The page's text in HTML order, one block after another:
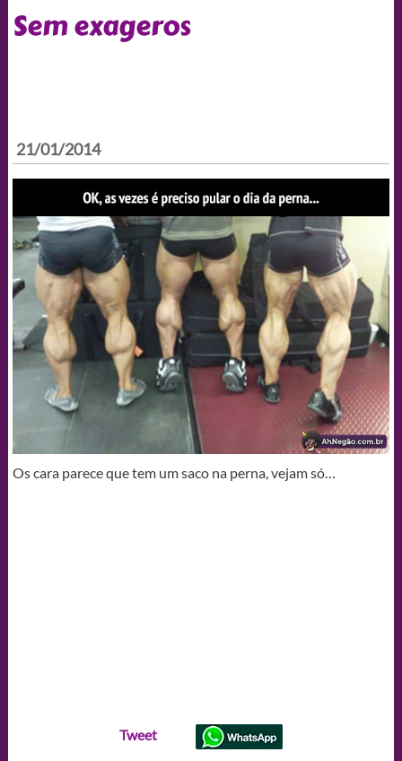
Sem exageros
21/01/2014
Os cara parece que tem um saco na perna, vejam só…
Tweet